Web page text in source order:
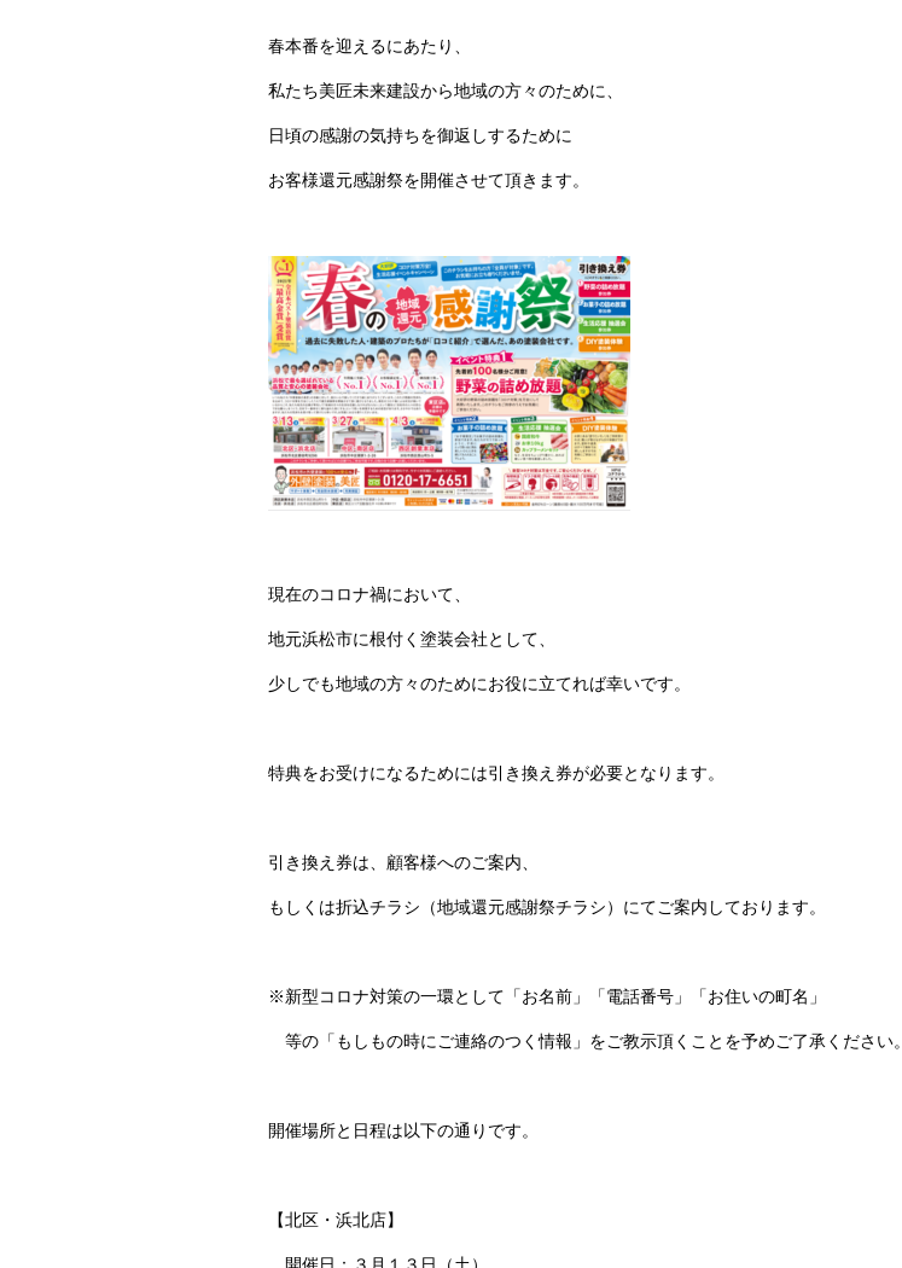
春本番を迎えるにあたり、
私たち美匠未来建設から地域の方々のために、
日頃の感謝の気持ちを御返しするために
お客様還元感謝祭を開催させて頂きます。
現在のコロナ禍において、
地元浜松市に根付く塗装会社として、
少しでも地域の方々のためにお役に立てれば幸いです。
特典をお受けになるためには引き換え券が必要となります。
引き換え券は、顧客様へのご案内、
もしくは折込チラシ（地域還元感謝祭チラシ）にてご案内しております。
※新型コロナ対策の一環として「お名前」「電話番号」「お住いの町名」
等の「もしもの時にご連絡のつく情報」をご教示頂くことを予めご了承ください。
開催場所と日程は以下の通りです。
【北区・浜北店】